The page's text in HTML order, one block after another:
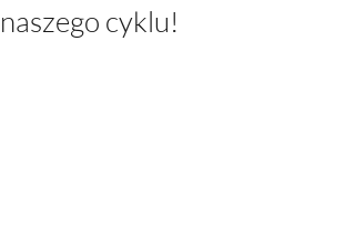
naszego cyklu!